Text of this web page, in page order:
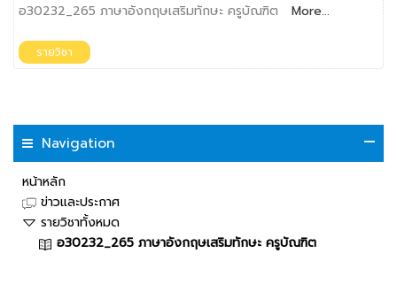
อ30232_265 ภาษาอังกฤษเสริมทักษะ ครูบัณฑิต
More...
รายวิชา
Navigation
หน้าหลัก
ข่าวและประกาศ
รายวิชาทั้งหมด
อ30232_265 ภาษาอังกฤษเสริมทักษะ ครูบัณฑิต